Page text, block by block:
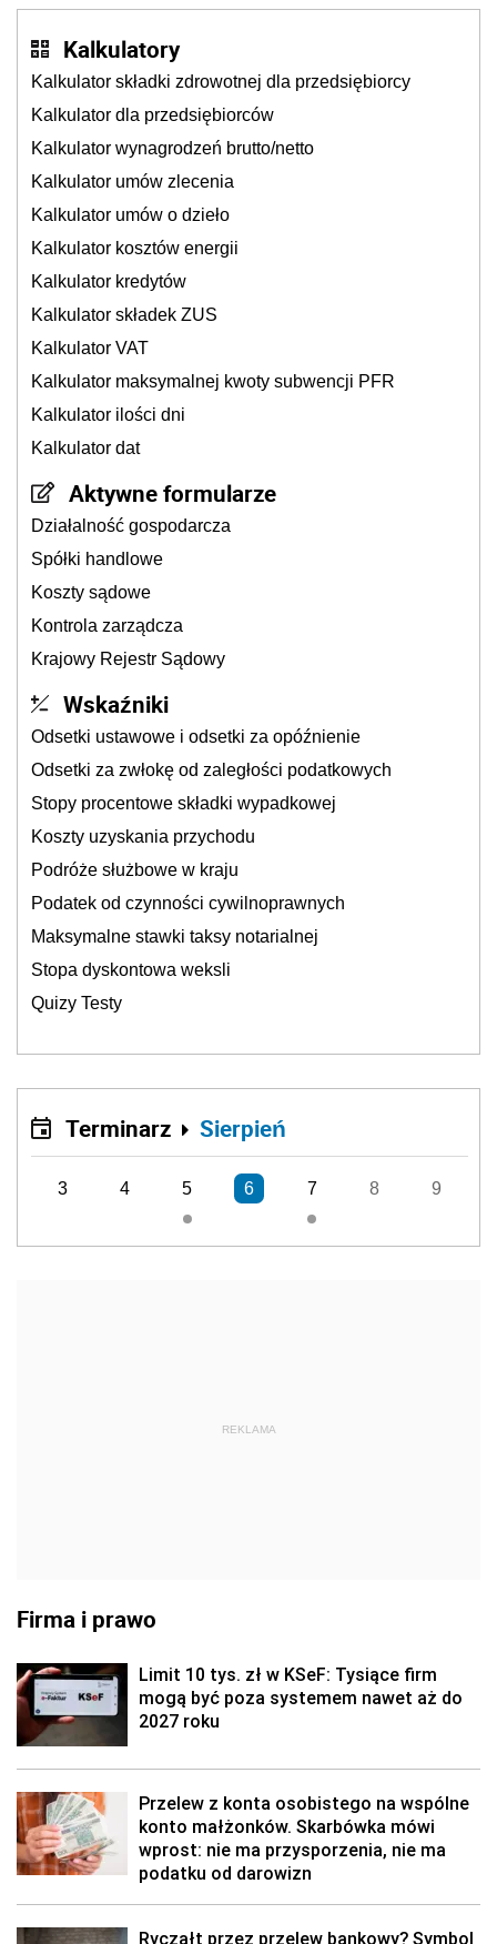
Kalkulatory
Kalkulator składki zdrowotnej dla przedsiębiorcy
Kalkulator dla przedsiębiorców
Kalkulator wynagrodzeń brutto/netto
Kalkulator umów zlecenia
Kalkulator umów o dzieło
Kalkulator kosztów energii
Kalkulator kredytów
Kalkulator składek ZUS
Kalkulator VAT
Kalkulator maksymalnej kwoty subwencji PFR
Kalkulator ilości dni
Kalkulator dat
Aktywne formularze
Działalność gospodarcza
Spółki handlowe
Koszty sądowe
Kontrola zarządcza
Krajowy Rejestr Sądowy
Wskaźniki
Odsetki ustawowe i odsetki za opóźnienie
Odsetki za zwłokę od zaległości podatkowych
Stopy procentowe składki wypadkowej
Koszty uzyskania przychodu
Podróże służbowe w kraju
Podatek od czynności cywilnoprawnych
Maksymalne stawki taksy notarialnej
Stopa dyskontowa weksli
Quizy Testy
Terminarz Sierpień
3 4 5 6 7 8 9
REKLAMA
Firma i prawo
Limit 10 tys. zł w KSeF: Tysiące firm
mogą być poza systemem nawet aż do
2027 roku
Przelew z konta osobistego na wspólne
konto małżonków. Skarbówka mówi
wprost: nie ma przysporzenia, nie ma
podatku od darowizn
Ryczałt przez przelew bankowy? Symbol